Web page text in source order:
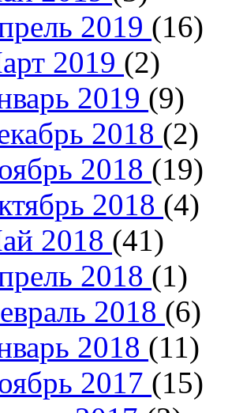
2019 (16)
2019 (2)
2019 (9)
2018 (2)
2018 (19)
2018 (4)
2018 (41)
2018 (1)
2018 (6)
2018 (11)
2017 (15)